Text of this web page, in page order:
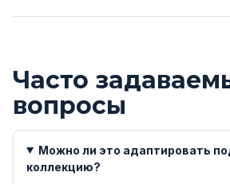
Часто
вопросы
Можно ли это адаптировать
коллекцию?